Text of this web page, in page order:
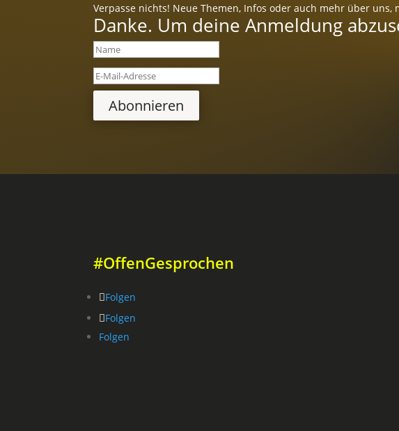
Verpasse nichts! Neue Themen, Infos oder auch mehr über
Danke. Um deine Anmeldung
Abonnieren
#OffenGesprochen
Folgen
Folgen
Folgen